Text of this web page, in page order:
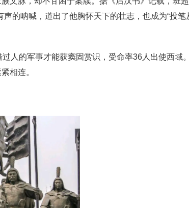
的呐喊，道出了他胸怀天下的壮志，也成为“投笔
人的军事才能获窦固赏识，受命率36人出使西域
相连。